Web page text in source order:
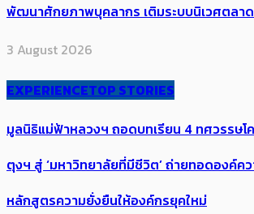
พัฒนาศักยภาพบุคลากร เติมระบบนิเวศตลา
3 August 2026
EXPERIENCETOP STORIES
มูลนิธิแม่ฟ้าหลวงฯ ถอดบทเรียน 4 ทศวรรษ
ตุงฯ สู่ ‘มหาวิทยาลัยที่มีชีวิต’ ถ่ายทอดองค์ค
หลักสูตรความยั่งยืนให้องค์กรยุคใหม่